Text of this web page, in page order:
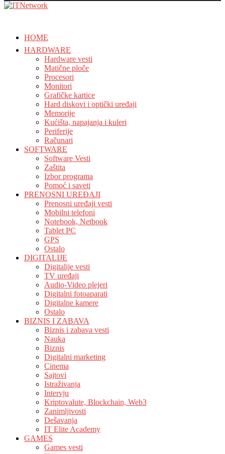
HOME
HARDWARE
Hardware vesti
Matične ploče
Procesori
Monitori
Grafičke kartice
Hard diskovi i optički uređaji
Memorije
Kućišta, napajanja i kuleri
Periferije
Računari
SOFTWARE
Software Vesti
Zaštita
Izbor programa
Pomoć i saveti
PRENOSNI UREĐAJI
Prenosni uređaji vesti
Mobilni telefoni
Notebook, Netbook
Tablet PC
GPS
Ostalo
DIGITALIJE
Digitalije vesti
TV uređaji
Audio-Video plejeri
Digitalni fotoaparati
Digitalne kamere
Ostalo
BIZNIS I ZABAVA
Biznis i zabava vesti
Nauka
Biznis
Digitalni marketing
Cinema
Sajtovi
Istraživanja
Intervju
Kriptovalute, Blockchain, Web3
Zanimljivosti
Dešavanja
IT Elite Academy
GAMES
Games vesti